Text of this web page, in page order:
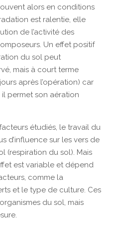
alors en conditions
est ralentie, elle
de l’activité des
Un effet positif
du sol peut
mais à court terme
après l’opération) car
permet son aération
étudiés, le travail du
d’influence sur les vers de
(respiration du sol). Mais
est variable et dépend
comme la
et le type de culture. Ces
du sol, mais